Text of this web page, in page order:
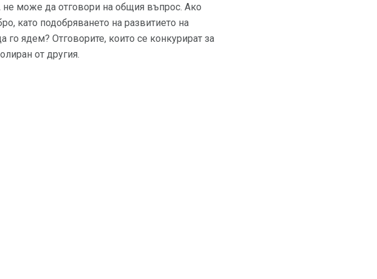
може да отговори на общия въпрос. Ако
като подобряването на развитието на
го ядем? Отговорите, които се конкурират за
от другия.